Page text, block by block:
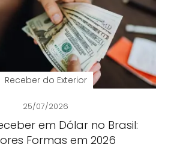
Receber do Exterior
25/07/2026
em Dólar no Brasil:
Formas em 2026